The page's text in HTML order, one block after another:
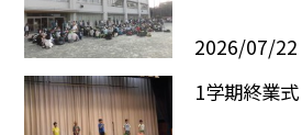
2026/07/22
1学期終業式